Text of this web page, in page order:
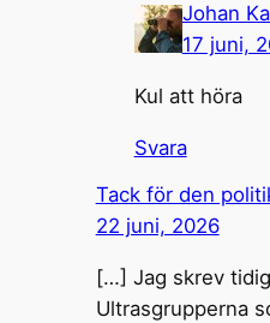
Johan
17 juni,
Kul att höra
Svara
Tack för den
22 juni, 2026
[…] Jag skrev
Ultrasgrupperna